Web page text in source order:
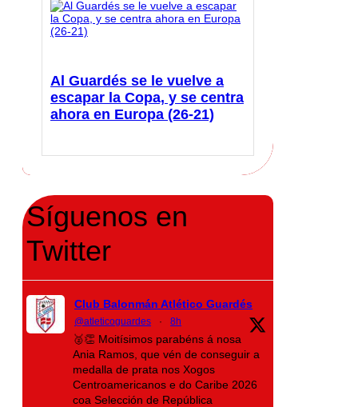
Al Guardés se le vuelve a
escapar la Copa, y se centra
ahora en Europa (26-21)
Síguenos en
Twitter
Club Balonmán Atlético Guardés
@atleticoguardes · 8h
🥈👏 Moitísimos parabéns á nosa
Ania Ramos, que vén de conseguir a
medalla de prata nos Xogos
Centroamericanos e do Caribe 2026
coa Selección de República